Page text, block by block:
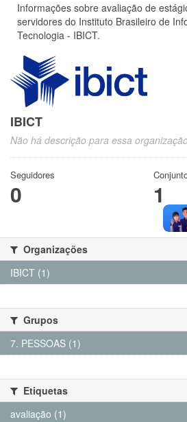
Informações sobre avaliação de
servidores do Instituto Brasileiro de
Tecnologia - IBICT.
IBICT
Não há descrição para essa
Seguidores
0 1
Organizações
IBICT (1)
Grupos
7. PESSOAS (1)
Etiquetas
avaliação (1)